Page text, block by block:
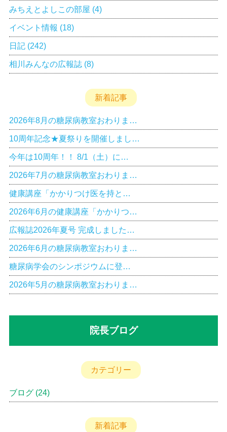
みちえとよしこの部屋 (4)
イベント情報 (18)
日記(242)
相川みんなの広報誌(8)
新着記事
2026年8月の糖尿病教室おわりま…
10周年記念★夏祭りを開催しまし…
今年は10周年！！ 8/1（土）に…
2026年7月の糖尿病教室おわりま…
健康講座「かかりつけ医を持と…
2026年6月の健康講座「かかりつ…
広報誌2026年夏号 完成しました…
2026年6月の糖尿病教室おわりま…
糖尿病学会のシンポジウムに登…
2026年5月の糖尿病教室おわりま…
院長ブログ
カテゴリー
ブログ(24)
新着記事